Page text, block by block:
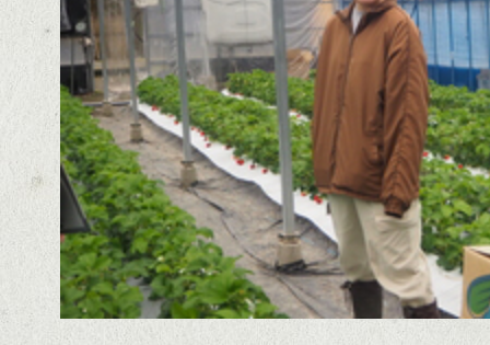
包
ま
れ
な
が
ら、
大
自
を
か
ご
入